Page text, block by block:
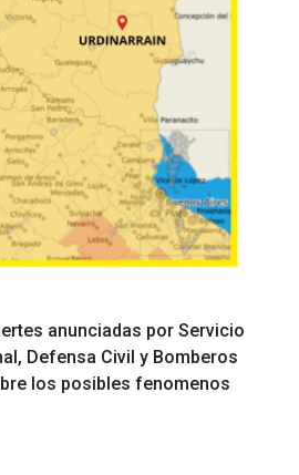
anunciadas por Servicio
Defensa Civil y Bomberos
los posibles fenomenos